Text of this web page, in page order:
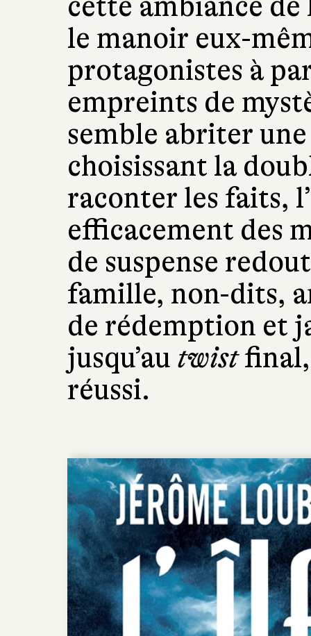
le manoir eux-
protagonistes à
empreints de
semble abriter
choisissant la
raconter les faits,
efficacement des
de suspense
famille, non-dits,
de rédemption et
jusqu’au twistfinal,
réussi.